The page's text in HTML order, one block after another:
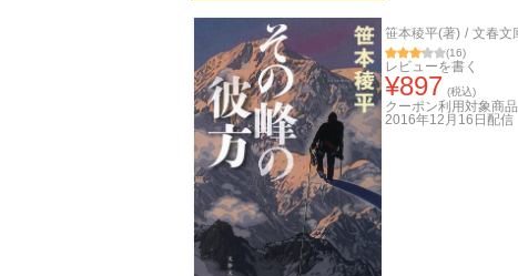
笹本稜平(著) / 文春文
(16)
レビューを書く
¥897 (税込)
クーポン利用対象商品
2016年12月16日 配信